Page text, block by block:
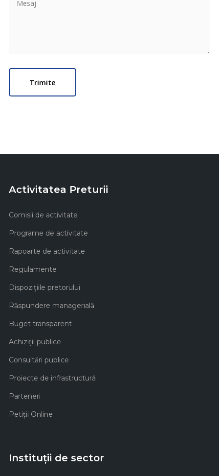
Activitatea Preturii
Comisii de activitate
Programe de activitate
Rapoarte de activitate
Regulamente
Dispozițiile pretorului
Răspundere managerială
Buget transparent
Achiziţii publice
Consultări publice
Proiecte de infrastructură
Parteneri
Petiții Online
Instituții de sector